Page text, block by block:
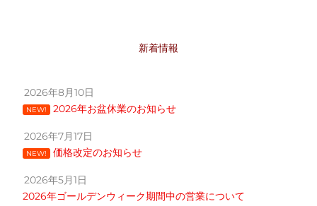
新着情報
2026年8月10日
NEW! 2026年お盆休業のお知らせ
2026年7月17日
NEW! 価格改定のお知らせ
2026年5月1日
2026年ゴールデンウィーク期間中の営業について